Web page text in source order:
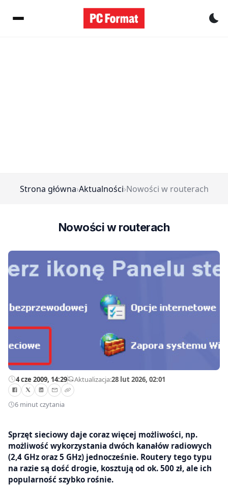
Strona główna›Aktualności›Nowości w routerach
Nowości w routerach
4 cze 2009, 14:29—Aktualizacja:28 lut 2026, 02:01
6 minut czytania
Sprzęt sieciowy daje coraz więcej możliwości, np.
możliwość wykorzystania dwóch kanałów radiowych
(2,4 GHz oraz 5 GHz) jednocześnie. Routery tego typu
na razie są dość drogie, kosztują od ok. 500 zł, ale ich
popularność szybko rośnie.